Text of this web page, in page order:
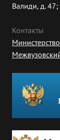
Валиди, д.
Контакты